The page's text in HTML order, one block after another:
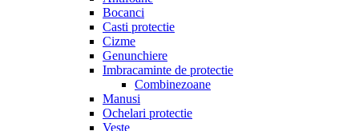
Bocanci
Casti protectie
Cizme
Genunchiere
Imbracaminte de protectie
Combinezoane
Manusi
Ochelari protectie
Veste